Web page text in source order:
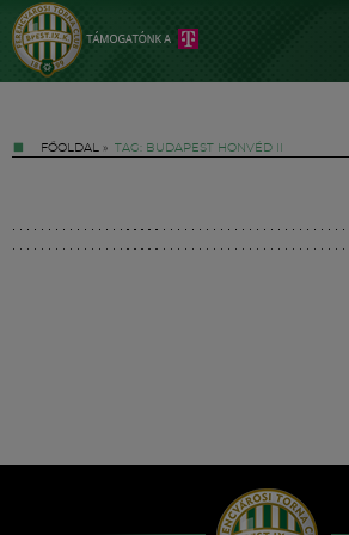
FŐOLDAL » TAG: BUDAPEST HONVÉD II
Hírek